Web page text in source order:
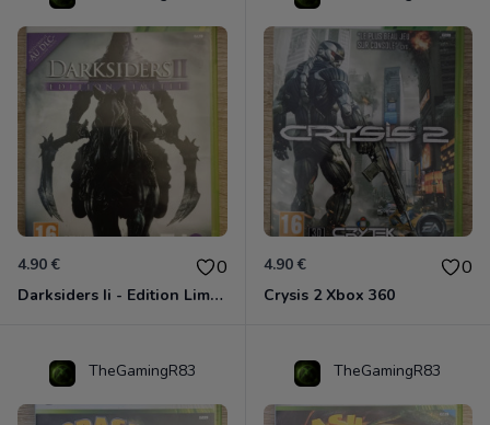
4.90 € 0
Darksiders Ii - Edition Limitée Xbox 360
4.90 € 0
Crysis 2 Xbox 360
TheGamingR83 TheGamingR83